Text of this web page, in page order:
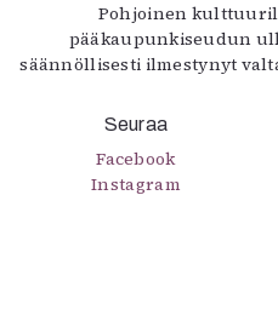
Pohjoinen
pääkaupunkiseudun
säännöllisesti ilmestynyt
Seuraa
Facebook
Instagram